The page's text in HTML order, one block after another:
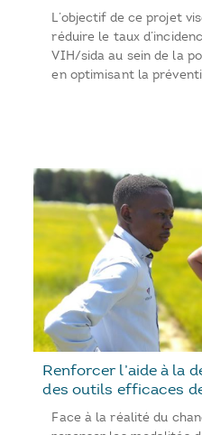
L’objectif de ce projet
réduire le taux
VIH/sida au sein de la
en optimisant la
Renforcer l’aide à la
des outils efficaces
Face à la réalité du